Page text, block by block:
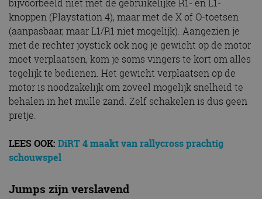
bijvoorbeeld niet met de gebruikelijke R1- en L1-
knoppen (Playstation 4), maar met de X of O-toetsen
(aanpasbaar, maar L1/R1 niet mogelijk). Aangezien je
met de rechter joystick ook nog je gewicht op de motor
moet verplaatsen, kom je soms vingers te kort om alles
tegelijk te bedienen. Het gewicht verplaatsen op de
motor is noodzakelijk om zoveel mogelijk snelheid te
behalen in het mulle zand. Zelf schakelen is dus geen
pretje.
LEES OOK: DiRT 4 maakt van rallycross prachtig
schouwspel
Jumps zijn verslavend